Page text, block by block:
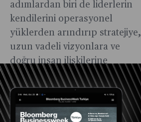
adımlardan biri de liderlerin
kendilerini operasyonel
yüklerden arındırıp stratejiye,
uzun vadeli vizyonlara ve
doğru insan ilişkilerine
odaklamalarıdır. Bu yaklaşım,
şirketlerin daha çevik, daha
yenilikçi ve krizlere karşı daha
hazırlıklı olmasını sağlıyor.